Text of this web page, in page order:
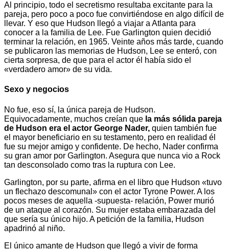
Al principio, todo el secretismo resultaba excitante para la
pareja, pero poco a poco fue convirtiéndose en algo difícil de
llevar. Y eso que Hudson llegó a viajar a Atlanta para
conocer a la familia de Lee. Fue Garlington quien decidió
terminar la relación, en 1965. Veinte años más tarde, cuando
se publicaron las memorias de Hudson, Lee se enteró, con
cierta sorpresa, de que para el actor él había sido el
«verdadero amor» de su vida.
Sexo y negocios
No fue, eso sí, la única pareja de Hudson.
Equivocadamente, muchos creían que la más sólida pareja
de Hudson era el actor George Nader, quien también fue
el mayor beneficiario en su testamento, pero en realidad él
fue su mejor amigo y confidente. De hecho, Nader confirma
su gran amor por Garlington. Asegura que nunca vio a Rock
tan desconsolado como tras la ruptura con Lee.
Garlington, por su parte, afirma en el libro que Hudson «tuvo
un flechazo descomunal» con el actor Tyrone Power. A los
pocos meses de aquella -supuesta- relación, Power murió
de un ataque al corazón. Su mujer estaba embarazada del
que sería su único hijo. A petición de la familia, Hudson
apadrinó al niño.
El único amante de Hudson que llegó a vivir de forma